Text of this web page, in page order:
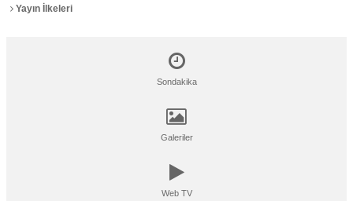
Yayın İlkeleri
Sondakika
Galeriler
Web TV